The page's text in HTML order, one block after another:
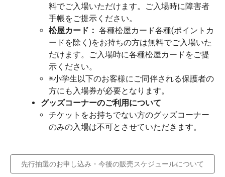
料でご入場いただけます。ご入場時に障害者
手帳をご提示ください。
松屋カード： 各種松屋カード各種(ポイントカ
ードを除く)をお持ちの方は無料でご入場いた
だけます。ご入場時に各種松屋カードをご提
示ください。
※小学生以下のお客様にご同伴される保護者の
方にも入場券が必要となります。
グッズコーナーのご利用について
チケットをお持ちでない方のグッズコーナー
のみの入場は不可とさせていただきます。
先行抽選のお申し込み・今後の販売スケジュールについて